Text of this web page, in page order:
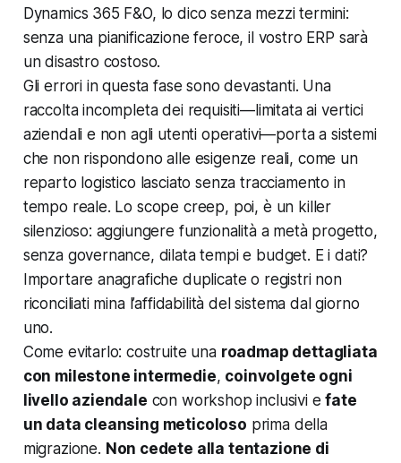
Dynamics 365 F&O, lo dico senza mezzi termini:
senza una pianificazione feroce, il vostro ERP sarà
un disastro costoso.
Gli errori in questa fase sono devastanti. Una
raccolta incompleta dei requisiti—limitata ai vertici
aziendali e non agli utenti operativi—porta a sistemi
che non rispondono alle esigenze reali, come un
reparto logistico lasciato senza tracciamento in
tempo reale. Lo scope creep, poi, è un killer
silenzioso: aggiungere funzionalità a metà progetto,
senza governance, dilata tempi e budget. E i dati?
Importare anagrafiche duplicate o registri non
riconciliati mina l’affidabilità del sistema dal giorno
uno.
Come evitarlo: costruite una roadmap dettagliata
con milestone intermedie, coinvolgete ogni
livello aziendale con workshop inclusivi efate
un data cleansing meticoloso prima della
migrazione. Non cedete alla tentazione di